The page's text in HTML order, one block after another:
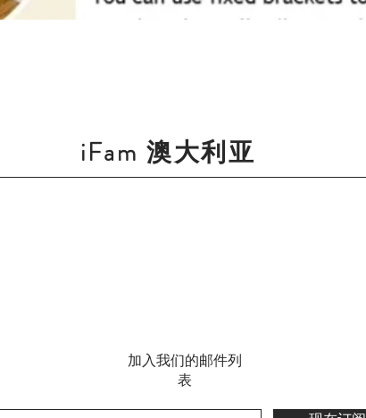
iFam 澳大利亚
加入我们的邮件列
表